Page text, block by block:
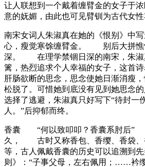
让人联想到一个戴着缠臂金的女子于
意的妩媚，由此也可见臂钏为古代女性
南宋女词人朱淑真在她的《恨别》
心，瘦觉寒馀缠臂金。 别后大拼憔
深。 在理学禁锢日深的南宋，朱淑
篱，热烈追求个人幸福的女子，这首
肝肠欲断的思念，思念使她日渐消瘦
松脱了。可惜她到底没有见到她思念
选择了逃避，朱淑真只好写下“待封一
人。”后抑郁而终。
香囊 “何以致叩叩？香囊系肘后”
久， 古时又称香包、香缨、香袋、
等，古人佩戴香囊的历史可以追溯到
则》：“子事父母，左右佩用；……衿